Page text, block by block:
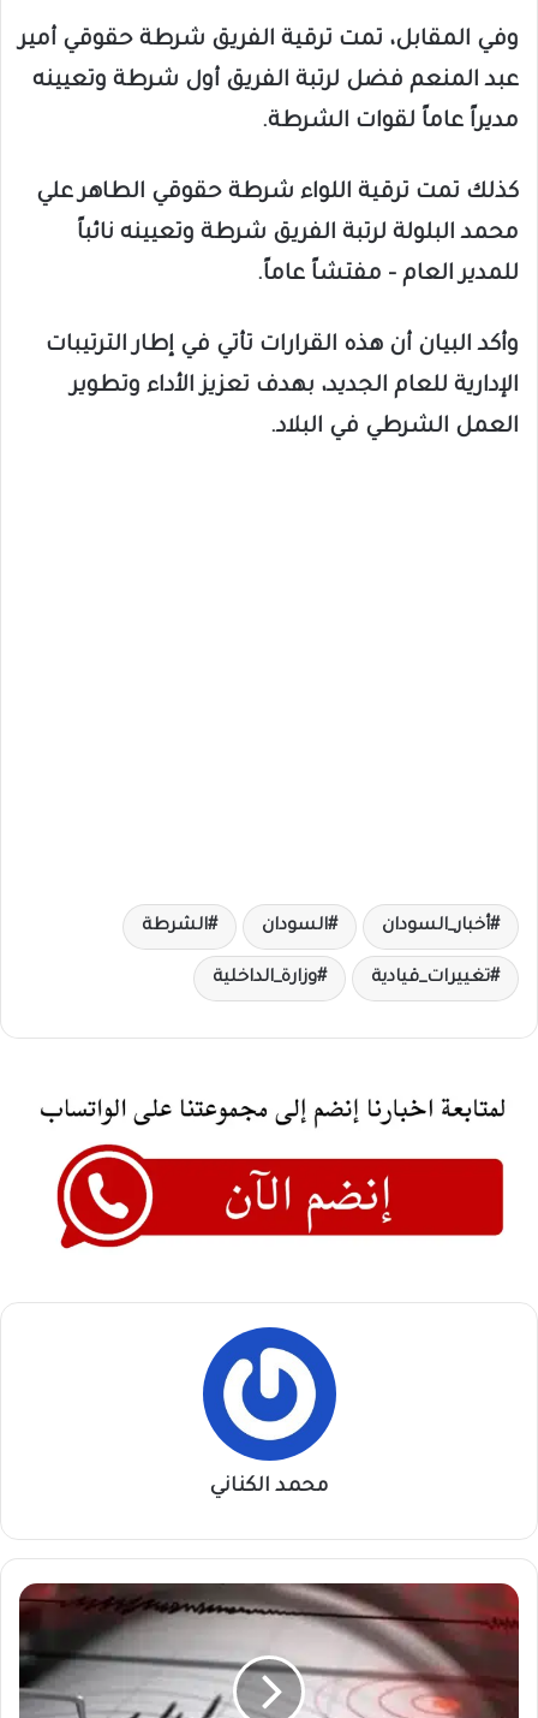
وفي المقابل، تمت ترقية الفريق شرطة حقوقي أمير
عبد المنعم فضل لرتبة الفريق أول شرطة وتعيينه
مديراً عاماً لقوات الشرطة.
كذلك تمت ترقية اللواء شرطة حقوقي الطاهر علي
محمد البلولة لرتبة الفريق شرطة وتعيينه نائباً
للمدير العام – مفتشاً عاماً.
وأكد البيان أن هذه القرارات تأتي في إطار الترتيبات
الإدارية للعام الجديد، بهدف تعزيز الأداء وتطوير
العمل الشرطي في البلاد.
أخبار_السودان السودان الشرطة
تغييرات_قيادية وزارة_الداخلية
محمد الكناني
وسط
الحزام
الزلزالي...